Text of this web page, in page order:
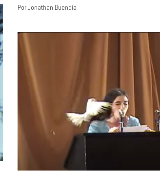
Por Jonathan Buendía